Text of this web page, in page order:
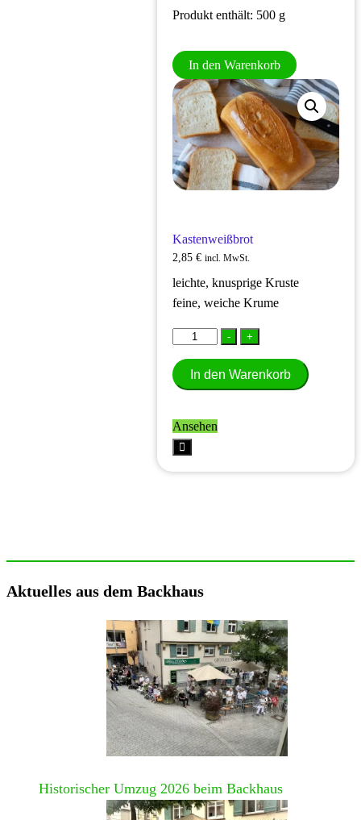
Produkt enthält: 500 g
In den Warenkorb
Kastenweißbrot
2,85 € incl. MwSt.
leichte, knusprige Kruste
feine, weiche Krume
-
Kastenweißbrot
+
In den Warenkorb
Ansehen
Aktuelles aus dem Backhaus
Historischer Umzug 2026 beim Backhaus